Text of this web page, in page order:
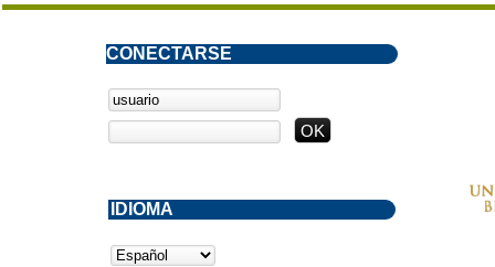
CONECTARSE
IDIOMA